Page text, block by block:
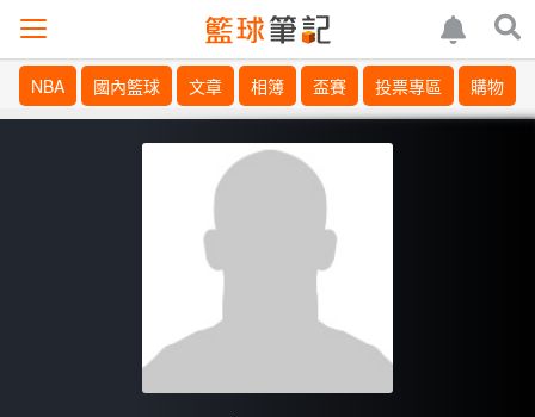
NBA 國內籃球 文章 相簿 盃賽 投票專區 購物